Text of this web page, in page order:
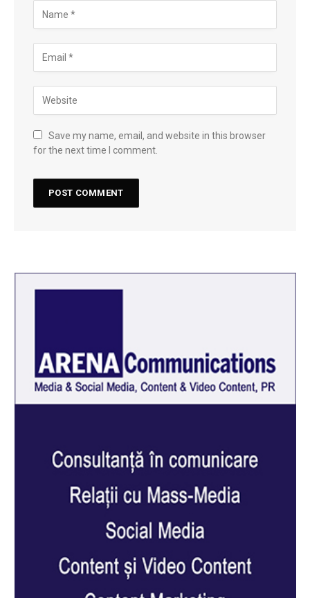
Save my name, email, and website in this browser
for the next time I comment.